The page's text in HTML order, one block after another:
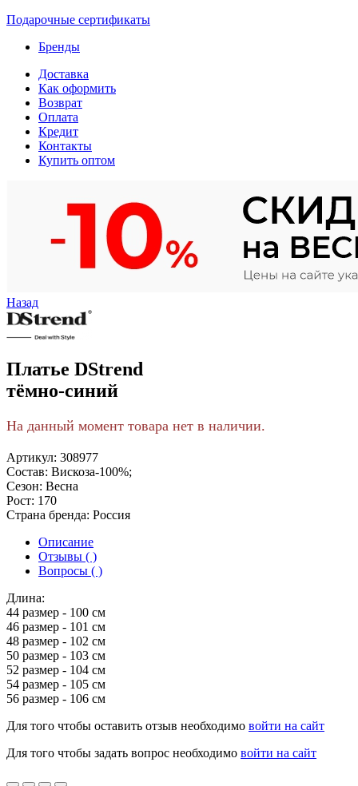
Подарочные сертификаты
Бренды
Доставка
Как оформить
Возврат
Оплата
Кредит
Контакты
Купить оптом
Назад
Платье DStrend
тёмно-синий
На данный момент товара нет в наличии.
Артикул: 308977
Состав: Вискоза-100%;
Сезон: Весна
Рост: 170
Страна бренда: Россия
Описание
Отзывы ( )
Вопросы ( )
Длина:
44 размер - 100 см
46 размер - 101 см
48 размер - 102 см
50 размер - 103 см
52 размер - 104 см
54 размер - 105 см
56 размер - 106 см
Для того чтобы оставить отзыв необходимо войти на сайт
Для того чтобы задать вопрос необходимо войти на сайт